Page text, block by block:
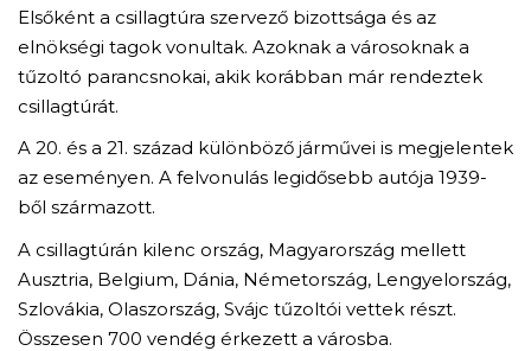
Elsőként a csillagtúra szervező bizottsága és az
elnökségi tagok vonultak. Azoknak a városoknak a
tűzoltó parancsnokai, akik korábban már rendeztek
csillagtúrát.
A 20. és a 21. század különböző járművei is megjelentek
az eseményen. A felvonulás legidősebb autója 1939-
ből származott.
A csillagtúrán kilenc ország, Magyarország mellett
Ausztria, Belgium, Dánia, Németország, Lengyelország,
Szlovákia, Olaszország, Svájc tűzoltói vettek részt.
Összesen 700 vendég érkezett a városba.